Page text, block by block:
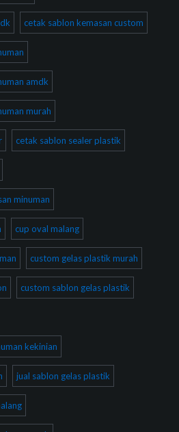
cetak sablon kemasan custom
amdk
murah
cetak sablon sealer plastik
minuman
cup oval malang
custom gelas plastik murah
custom sablon gelas plastik
kekinian
jual sablon gelas plastik